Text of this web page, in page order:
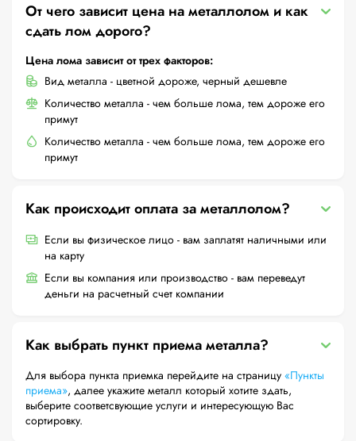
От чего зависит цена на металлолом и как
сдать лом дорого?
Цена лома зависит от трех факторов:
Вид металла - цветной дороже, черный дешевле
Количество металла - чем больше лома, тем дороже его
примут
Количество металла - чем больше лома, тем дороже его
примут
Как происходит оплата за металлолом?
Если вы физическое лицо - вам заплатят наличными или
на карту
Если вы компания или производство - вам переведут
деньги на расчетный счет компании
Как выбрать пункт приема металла?
Для выбора пункта приемка перейдите на страницу «Пункты
приема», далее укажите металл который хотите здать,
выберите соответсвующие услуги и интересующую Вас
сортировку.